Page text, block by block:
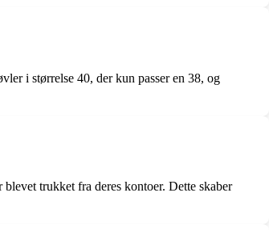
i størrelse 40, der kun passer en 38, og
trukket fra deres kontoer. Dette skaber